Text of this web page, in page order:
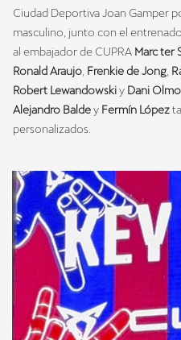
Ciudad Deportiva Joan Gamper
masculino, junto con el
al embajador de CUPRA Marc ter
Ronald Araujo, Frenkie de Jong,
Robert Lewandowskiy Dani Olmo
Alejandro Baldey Fermín López
personalizados.